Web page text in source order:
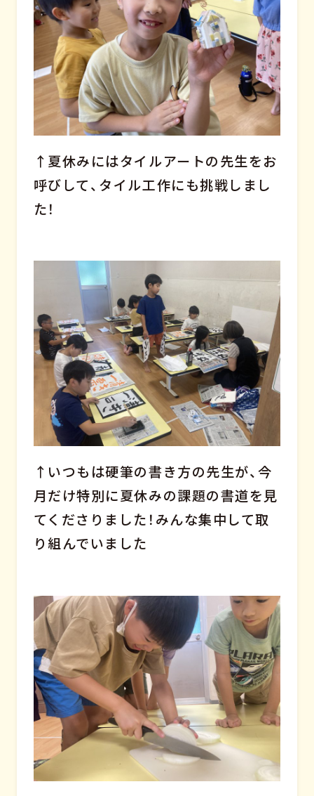
↑夏休みにはタイルアートの先生をお
呼びして、タイル工作にも挑戦しまし
た！
↑いつもは硬筆の書き方の先生が、今
月だけ特別に夏休みの課題の書道を見
てくださりました！みんな集中して取
り組んでいました